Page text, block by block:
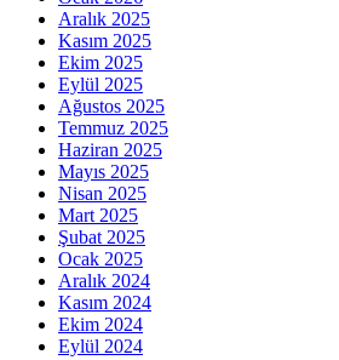
Aralık 2025
Kasım 2025
Ekim 2025
Eylül 2025
Ağustos 2025
Temmuz 2025
Haziran 2025
Mayıs 2025
Nisan 2025
Mart 2025
Şubat 2025
Ocak 2025
Aralık 2024
Kasım 2024
Ekim 2024
Eylül 2024